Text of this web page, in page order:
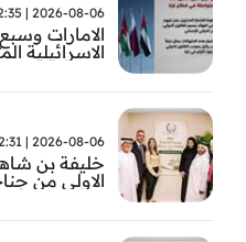
2026-08-06 | 12:35
الامارات
الاسرائيلية
2026-08-06 | 12:31
خليفة بن
الاولى من
مستشفى